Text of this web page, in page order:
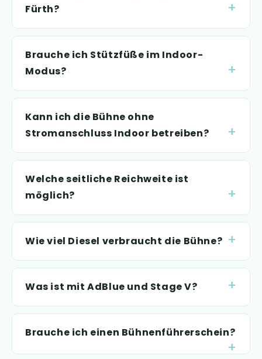
Fürth?
Brauche ich Stützfüße im Indoor-
Modus?
Kann ich die Bühne ohne
Stromanschluss Indoor betreiben?
Welche seitliche Reichweite ist
möglich?
Wie viel Diesel verbraucht die Bühne?
Was ist mit AdBlue und Stage V?
Brauche ich einen Bühnenführerschein?